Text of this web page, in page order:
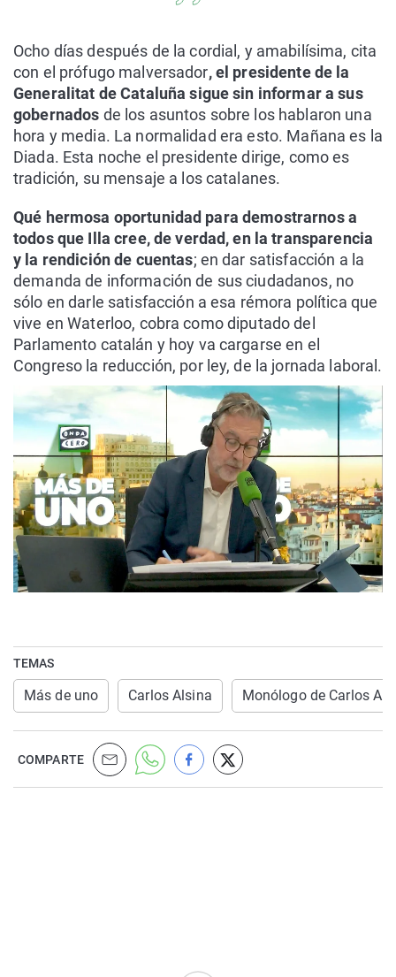
Ocho días después de la cordial, y amabilísima, cita
con el prófugo malversador, el presidente de la
Generalitat de Cataluña sigue sin informar a sus
gobernados de los asuntos sobre los hablaron una
hora y media. La normalidad era esto. Mañana es la
Diada. Esta noche el presidente dirige, como es
tradición, su mensaje a los catalanes.
Qué hermosa oportunidad para demostrarnos a
todos que Illa cree, de verdad, en la transparencia
y la rendición de cuentas; en dar satisfacción a la
demanda de información de sus ciudadanos, no
sólo en darle satisfacción a esa rémora política que
vive en Waterloo, cobra como diputado del
Parlamento catalán y hoy va cargarse en el
Congreso la reducción, por ley, de la jornada laboral.
TEMAS
Más de uno Carlos Alsina Monólogo de Carlos
COMPARTE